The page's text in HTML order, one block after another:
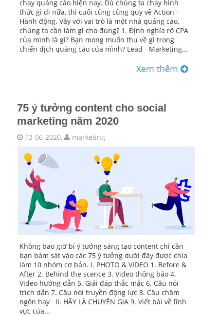
chạy quảng cáo hiện nay. Dù chúng ta chạy hình
thức gì đi nữa, thì cuối cùng cũng quy về Action -
Hành động. Vậy với vai trò là một nhà quảng cáo,
chúng ta cần làm gì cho đúng? 1. Định nghĩa rõ CPA
của mình là gì? Bạn mong muốn thu về gì trong
chiến dịch quảng cáo của mình? Lead - Marketing...
Xem thêm
75 ý tưởng content cho social
marketing năm 2020
13-06-2020, marketing
Không bao giờ bí ý tưởng sáng tạo content chỉ cần
bạn bám sát vào các 75 ý tưởng dưới đây được chia
làm 10 nhóm cơ bản. I. PHOTO & VIDEO 1. Before &
After 2. Behind the scence 3. Video thông báo 4.
Video hướng dẫn 5. Giải đáp thắc mắc 6. Câu nói
trích dẫn 7. Câu nói truyền động lực 8. Câu châm
ngôn hay II. HÃY LÀ CHUYÊN GIA 9. Viết bài về lĩnh
vực của...